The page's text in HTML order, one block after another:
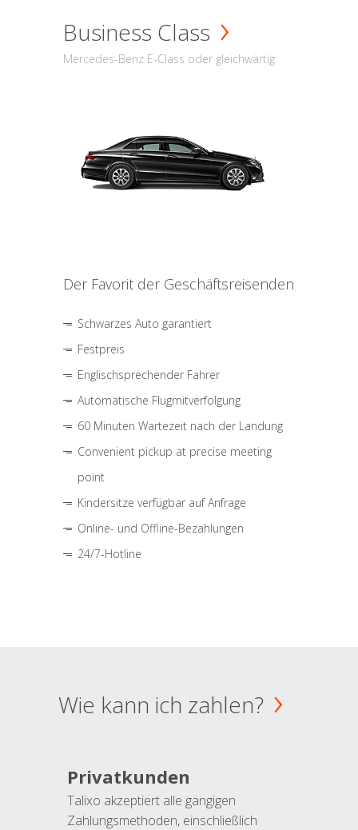
Business Class
Mercedes-Benz E-Class oder gleichwärtig
Der Favorit der Geschäftsreisenden
Schwarzes Auto garantiert
Festpreis
Englischsprechender Fahrer
Automatische Flugmitverfolgung
60 Minuten Wartezeit nach der Landung
Convenient pickup at precise meeting
point
Kindersitze verfügbar auf Anfrage
Online- und Offline-Bezahlungen
24/7-Hotline
Wie kann ich zahlen?
Privatkunden
Talixo akzeptiert alle gängigen
Zahlungsmethoden, einschließlich